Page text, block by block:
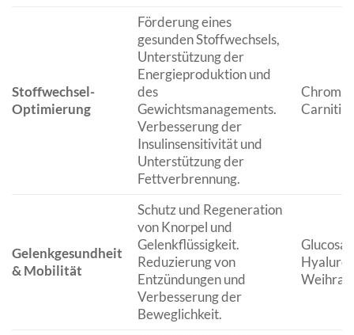
Stoffwechsel-
Optimierung
Förderung eines
gesunden Stoffwechsels,
Unterstützung der
Energieproduktion und
des
Gewichtsmanagements.
Verbesserung der
Insulinsensitivität und
Unterstützung der
Fettverbrennung.
Chrom,
Gelenkgesundheit
& Mobilität
Schutz und Regeneration
von Knorpel und
Gelenkflüssigkeit.
Reduzierung von
Entzündungen und
Verbesserung der
Beweglichkeit.